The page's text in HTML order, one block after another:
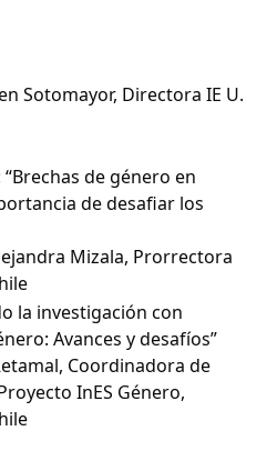
Sotomayor, Directora IE U.
de género en
de desafiar los
Mizala, Prorrectora
la investigación con
Avances y desafíos”
Coordinadora de
InES Género,